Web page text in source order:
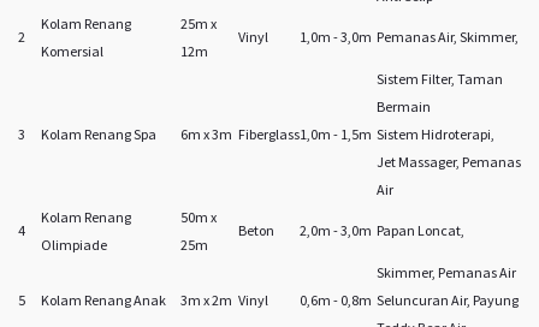
2
Kolam Renang
Komersial
25m x
12m
Vinyl 1,0m - 3,0m Pemanas Air, Skimmer,
Sistem Filter, Taman
Bermain
3
Kolam Renang Spa 6m x 3m Fiberglass1,0m - 1,5m Sistem Hidroterapi,
Jet Massager, Pemanas
Air
4
Kolam Renang
Olimpiade
50m x
25m
Beton 2,0m - 3,0m Papan Loncat,
Skimmer, Pemanas Air
5
Kolam Renang Anak 3m x 2m Vinyl 0,6m - 0,8m Seluncuran Air, Payung